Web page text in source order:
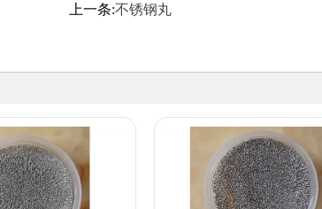
上一条:不锈钢丸